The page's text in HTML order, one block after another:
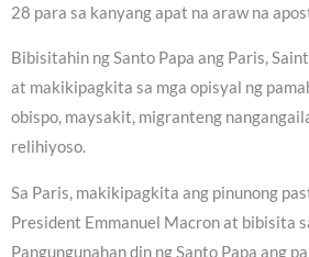
28 para sa kanyang apat na araw na
Bibisitahin ng Santo Papa ang Paris,
at makikipagkita sa mga opisyal ng
obispo, maysakit, migranteng
relihiyoso.
Sa Paris, makikipagkita ang pinunong
President Emmanuel Macron at bibisita
Pangungunahan din ng Santo Papa ang